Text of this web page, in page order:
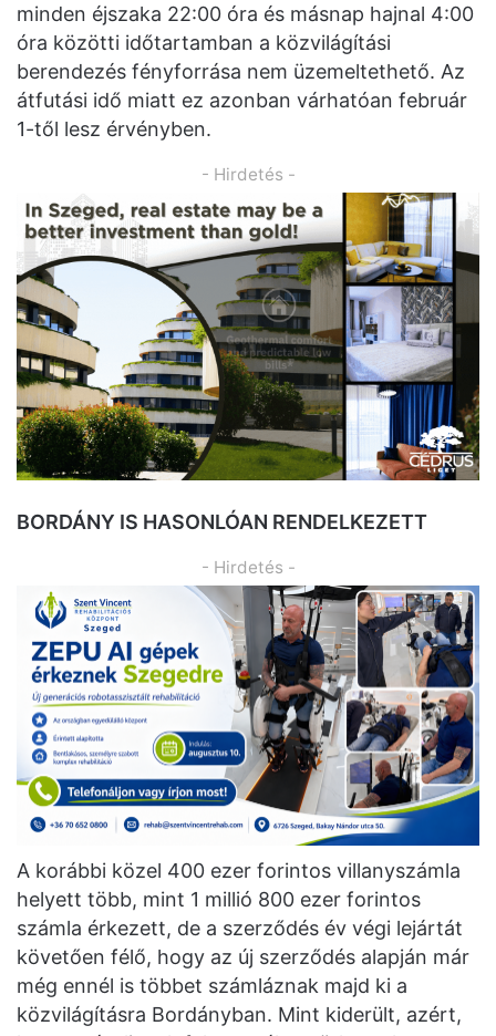
minden éjszaka 22:00 óra és másnap hajnal 4:00
óra közötti időtartamban a közvilágítási
berendezés fényforrása nem üzemeltethető. Az
átfutási idő miatt ez azonban várhatóan február
1-től lesz érvényben.
- Hirdetés -
BORDÁNY IS HASONLÓAN RENDELKEZETT
- Hirdetés -
A korábbi közel 400 ezer forintos villanyszámla
helyett több, mint 1 millió 800 ezer forintos
számla érkezett, de a szerződés év végi lejártát
követően félő, hogy az új szerződés alapján már
még ennél is többet számláznak majd ki a
közvilágításra Bordányban. Mint kiderült, azért,